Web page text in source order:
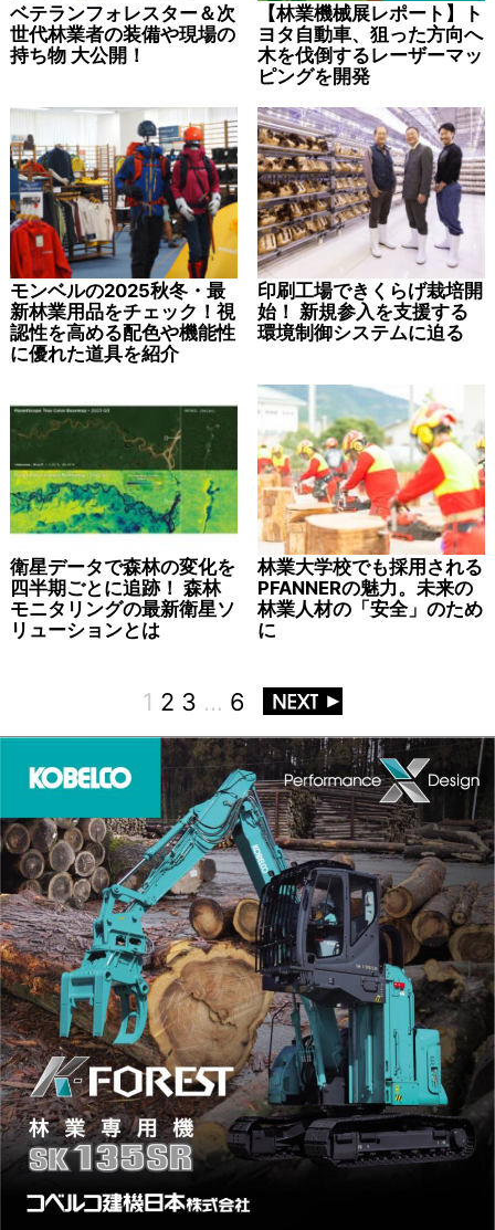
ベテランフォレスター＆次
世代林業者の装備や現場の
持ち物 大公開！
【林業機械展レポート】ト
ヨタ自動車、狙った方向へ
木を伐倒するレーザーマッ
ピングを開発
モンベルの2025秋冬・最
新林業用品をチェック！視
認性を高める配色や機能性
に優れた道具を紹介
印刷工場できくらげ栽培開
始！ 新規参入を支援する
環境制御システムに迫る
衛星データで森林の変化を
四半期ごとに追跡！ 森林
モニタリングの最新衛星ソ
リューションとは
林業大学校でも採用される
PFANNERの魅力。未来の
林業人材の「安全」のため
に
1 2 3 … 6